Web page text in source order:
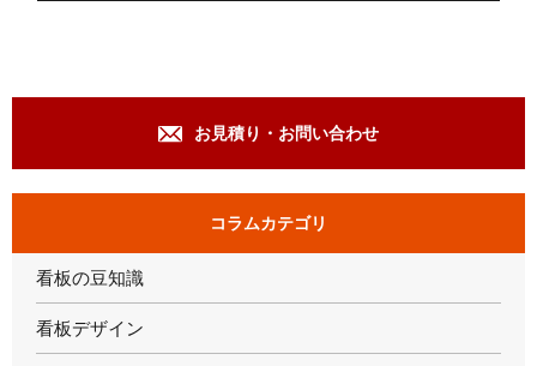
お見積り・お問い合わせ
コラムカテゴリ
看板の豆知識
看板デザイン